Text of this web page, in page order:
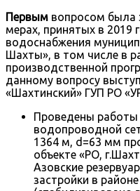
Первым вопросом была
мерах, принятых в 2019
водоснабжения
Шахты», в том числе в
производственной
данному вопросу
«Шахтинский» ГУП РО
Проведены работы
водопроводной
1364 м, d=63 мм
объекте «РО,
Азовские
застройки в